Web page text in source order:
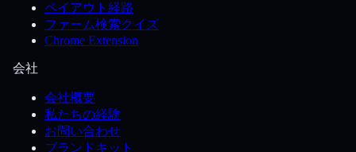
ペイアウト経路
ファーム検索クイズ
Chrome Extension
会社
会社概要
私たちの経験
お問い合わせ
ブランドキット